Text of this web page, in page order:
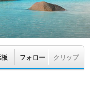
フォロー クリップ